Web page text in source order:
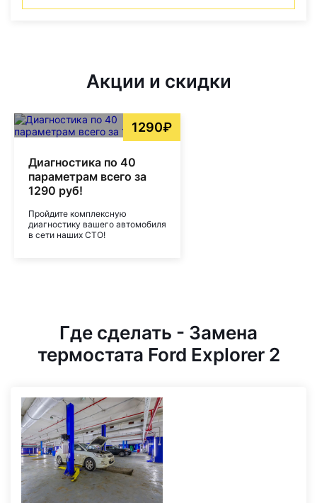
Акции и скидки
1290₽
Диагностика по 40
параметрам всего за
1290 руб!
Пройдите комплексную
диагностику вашего автомобиля
в сети наших СТО!
Где сделать - Замена
термостата Ford Explorer 2